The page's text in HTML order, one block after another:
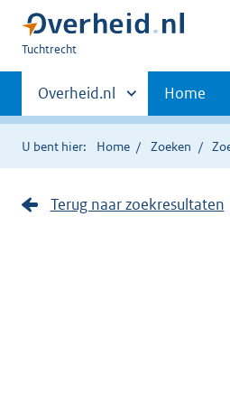
U
hier:
Tuchtrecht
Primaire
navigatie
Andere
sites
binnen
Overheid.nl Home
U bent hier: Home Zoeken
Terug naar zoekresultaten